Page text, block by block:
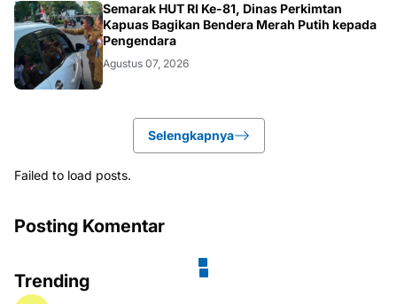
DAERAH
Semarak HUT RI Ke-81, Dinas Perkimtan
Kapuas Bagikan Bendera Merah Putih kepada
Pengendara
Agustus 07, 2026
Selengkapnya
Failed to load posts.
Posting Komentar
Trending